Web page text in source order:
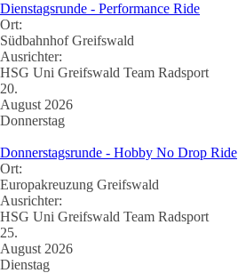
Dienstagsrunde - Performance Ride
Ort:
Südbahnhof Greifswald
Ausrichter:
HSG Uni Greifswald Team Radsport
20.
August 2026
Donnerstag
Donnerstagsrunde - Hobby No Drop Ride
Ort:
Europakreuzung Greifswald
Ausrichter:
HSG Uni Greifswald Team Radsport
25.
August 2026
Dienstag